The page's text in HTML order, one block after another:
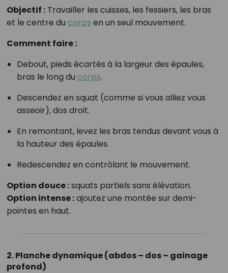
Objectif :Travailler les cuisses, les fessiers, les bras
et le centre du corps en un seul mouvement.
Comment faire :
Debout, pieds écartés à la largeur des épaules,
bras le long du corps.
Descendez en squat (comme si vous alliez vous
asseoir), dos droit.
En remontant, levez les bras tendus devant vous à
la hauteur des épaules.
Redescendez en contrôlant le mouvement.
Option douce :squats partiels sans élévation.
Option intense :ajoutez une montée sur demi-
pointes en haut.
2. Planche dynamique (abdos – dos – gainage
profond)